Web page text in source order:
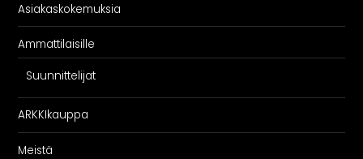
Asiakaskokemuksia
Ammattilaisille
Suunnittelijat
ARKKIkauppa
Meistä